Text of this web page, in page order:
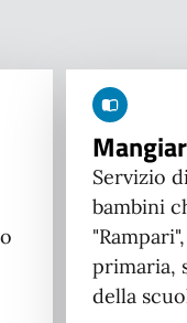
Servizio
bambini
primaria,
della